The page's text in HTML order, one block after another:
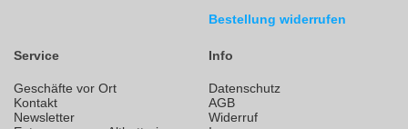
Bestellung widerrufen
Service
Geschäfte vor Ort
Kontakt
Newsletter
Info
Datenschutz
AGB
Widerruf